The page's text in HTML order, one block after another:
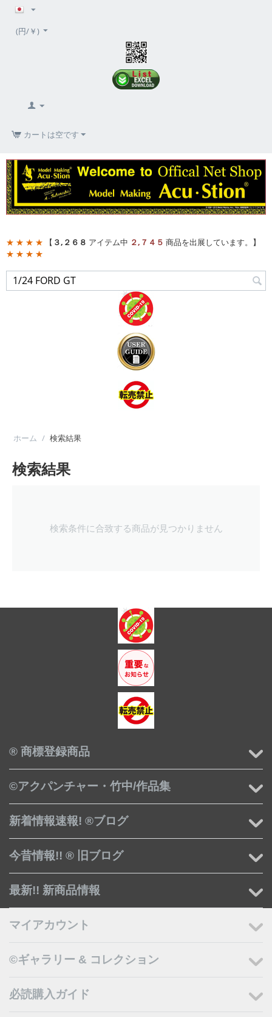
(円/￥)
カートは空です
★ ★ ★ ★ 【 ３,２６８ アイテム中 ２,７４５ 商品を出展しています。】
★ ★ ★ ★
ホーム / 検索結果
検索結果
検索条件に合致する商品が見つかりません
® 商標登録商品
©アクパンチャー・竹中/作品集
新着情報速報! ®ブログ
今昔情報!! ® 旧ブログ
最新!! 新商品情報
マイアカウント
©ギャラリー & コレクション
必読購入ガイド